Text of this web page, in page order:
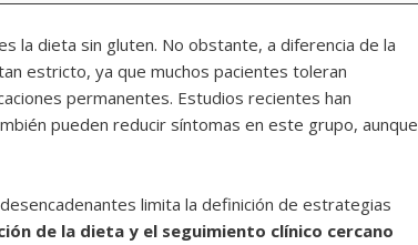
la dieta sin gluten. No obstante, a diferencia de la
estricto, ya que muchos pacientes toleran
permanentes. Estudios recientes han
pueden reducir síntomas en este grupo, aunque
limita la definición de estrategias
de la dieta y el seguimiento clínico cercano